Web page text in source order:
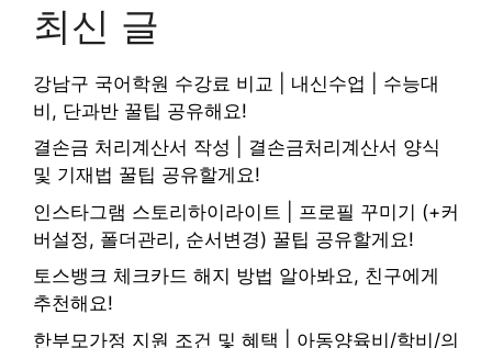
최신 글
강남구 국어학원 수강료 비교 | 내신수업 | 수능대
비, 단과반 꿀팁 공유해요!
결손금 처리계산서 작성 | 결손금처리계산서 양식
및 기재법 꿀팁 공유할게요!
인스타그램 스토리하이라이트 | 프로필 꾸미기 (+커
버설정, 폴더관리, 순서변경) 꿀팁 공유할게요!
토스뱅크 체크카드 해지 방법 알아봐요, 친구에게
추천해요!
한부모가정 지원 조건 및 혜택 | 아동양육비/학비/의